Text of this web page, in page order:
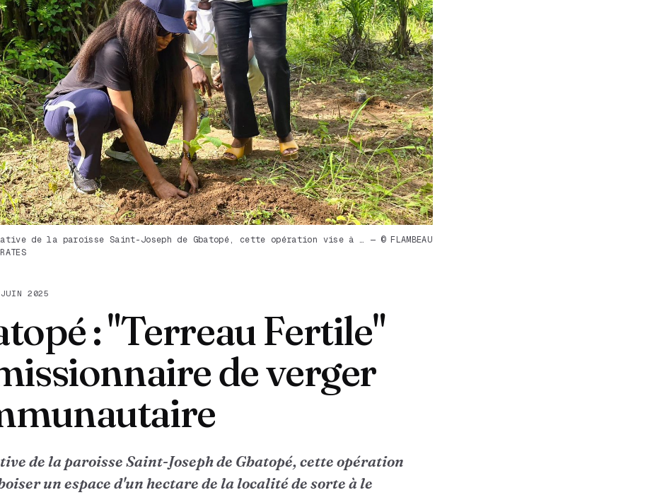
de la paroisse Saint-Joseph de Gbatopé, cette opération vise à … — © FLAMBEAU
2025
: "Terreau Fertile"
de verger
de la paroisse Saint-Joseph de Gbatopé, cette opération
un espace d'un hectare de la localité de sorte à le